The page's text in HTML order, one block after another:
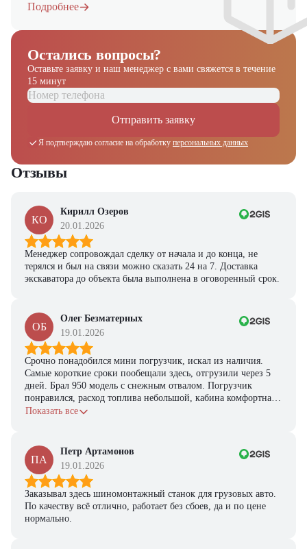
Подробнее
Остались вопросы?
Оставьте заявку и наш менеджер с вами свяжется в течение
15 минут
Отправить заявку
Я подтверждаю согласие на обработку персональных данных
Отзывы
КО
Кирилл Озеров
20.01.2026
Менеджер сопровождал сделку от начала и до конца, не
терялся и был на связи можно сказать 24 на 7. Доставка
экскаватора до объекта была выполнена в оговоренный срок.
ОБ
Олег Безматерных
19.01.2026
Срочно понадобился мини погрузчик, искал из наличия.
Самые короткие сроки пообещали здесь, отгрузили через 5
дней. Брал 950 модель с снежным отвалом. Погрузчик
понравился, расход топлива небольшой, кабина комфортная,
с задачами справляется.
Показать все
ПА
Петр Артамонов
19.01.2026
Заказывал здесь шиномонтажный станок для грузовых авто.
По качеству всё отлично, работает без сбоев, да и по цене
нормально.